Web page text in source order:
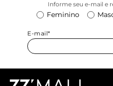
Informe seu e-mail e
Feminino
E-mail*